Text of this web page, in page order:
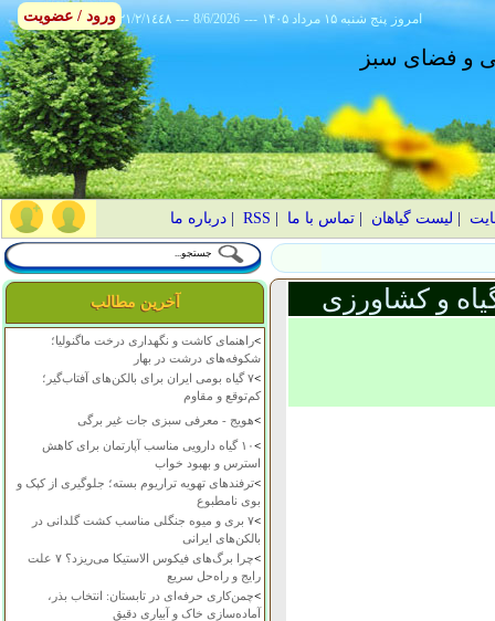
٢١/٢/١٤٤٨ --- 8/6/2026 --- ۱۴۰۵ پنج شنبه ۱۵ مرداد امروز
و فضای سبز
لیست گیاهان |تماس با ما RSS
|درباره ما
آخرین مطالب
>راهنمای کاشت و نگهداری درخت ماگنولیا؛
شکوفه‌های درشت در بهار
>
۷ گیاه بومی ایران برای بالکن‌های آفتاب‌گیر؛
کم‌توقع و مقاوم
>هویج - معرفی سبزی جات غیر برگی
>
۱۰ گیاه دارویی مناسب آپارتمان برای کاهش
استرس و بهبود خواب
>ترفندهای تهویه تراریوم بسته؛ جلوگیری از کپک و
بوی نامطبوع
>
۷ بری و میوه جنگلی مناسب کشت گلدانی در
بالکن‌های ایرانی
>
چرا برگ‌های فیکوس الاستیکا می‌ریزد؟ ۷ علت
رایج و راه‌حل سریع
>چمن‌کاری حرفه‌ای در تابستان: انتخاب بذر،
آماده‌سازی خاک و آبیاری دقیق
و کشاورزی
ورود / عضویت